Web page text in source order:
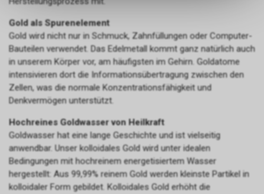
Gold als Spurenelement
Gold wird nicht nur in Schmuck, Zahnfüllungen oder Computer-
Bauteilen verwendet. Das Edelmetall kommt ganz natürlich auch
in unserem Körper vor, am häufigsten im Gehirn. Goldatome
intensivieren dort die Informationsübertragung zwischen den
Zellen, was die normale Konzentrationsfähigkeit und
Denkvermögen unterstützt.
Hochreines Goldwasser von Heilkraft
Goldwasser hat eine lange Geschichte und ist vielseitig
anwendbar. Unser kolloidales Gold wird unter idealen
Bedingungen mit hochreinem energetisiertem Wasser
hergestellt: Aus 99,99% reinem Gold werden kleinste Partikel in
kolloidaler Form gebildet. Kolloidales Gold erhöht die
dass die gespeicherten Daten
keinerlei Rückschlüsse auf Ihre
persönlichen Informationen
zulassen.